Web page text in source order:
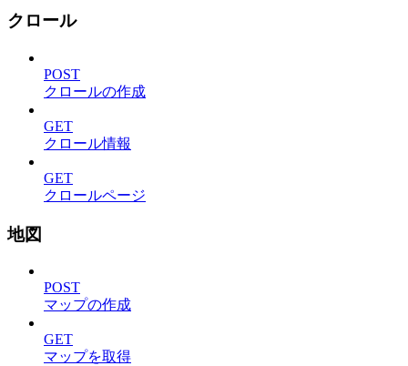
クロール
POST
クロールの作成
GET
クロール情報
GET
クロールページ
地図
POST
マップの作成
GET
マップを取得